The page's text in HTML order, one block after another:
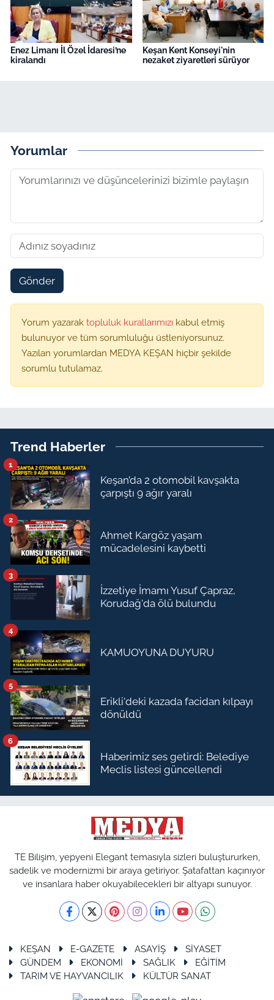
Enez Limanı İl Özel İdaresi’ne
kiralandı
Keşan Kent Konseyi'nin
nezaket ziyaretleri sürüyor
Yorumlar
Gönder
Yorum yazarak topluluk kurallarımızı kabul etmiş
bulunuyor ve tüm sorumluluğu üstleniyorsunuz.
Yazılan yorumlardan MEDYA KEŞAN hiçbir şekilde
sorumlu tutulamaz.
Trend Haberler
Keşan’da 2 otomobil kavşakta
çarpıştı 9 ağır yaralı
1
Ahmet Kargöz yaşam
mücadelesini kaybetti
2
İzzetiye İmamı Yusuf Çapraz,
Korudağ'da ölü bulundu
3
KAMUOYUNA DUYURU
4
Erikli'deki kazada facidan kılpayı
dönüldü
5
Haberimiz ses getirdi: Belediye
Meclis listesi güncellendi
6
TE Bilişim, yepyeni Elegant temasıyla sizleri buluştururken,
sadelik ve modernizmi bir araya getiriyor. Şatafattan kaçınıyor
ve insanlara haber okuyabilecekleri bir altyapı sunuyor.
KEŞAN E-GAZETE ASAYİŞ
SİYASET
GÜNDEM
EKONOMİ SAĞLIK
EĞİTİM
TARIM VE HAYVANCILIK
KÜLTÜR SANAT